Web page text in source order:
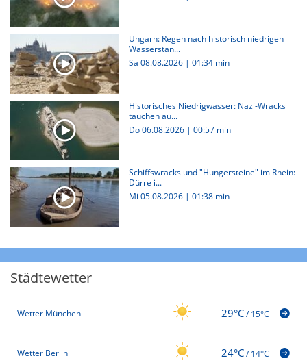
Ungarn: Regen nach historisch niedrigen
Wasserstän...
Sa 08.08.2026 |01:34 min
Historisches Niedrigwasser: Nazi-Wracks
tauchen au...
Do 06.08.2026 |00:57 min
Schiffswracks und "Hungersteine" im Rhein:
Dürre i...
Mi 05.08.2026 |01:38 min
Städtewetter
Wetter München 29°C/15°C
Wetter Berlin 24°C/14°C